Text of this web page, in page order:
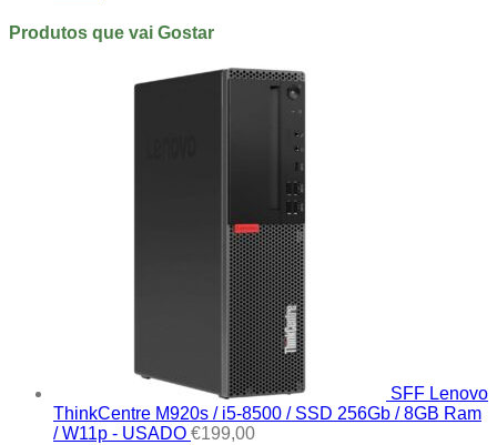
Produtos que vai Gostar
SFF Lenovo
ThinkCentre M920s / i5-8500 / SSD 256Gb / 8GB Ram
/ W11p - USADO €199,00